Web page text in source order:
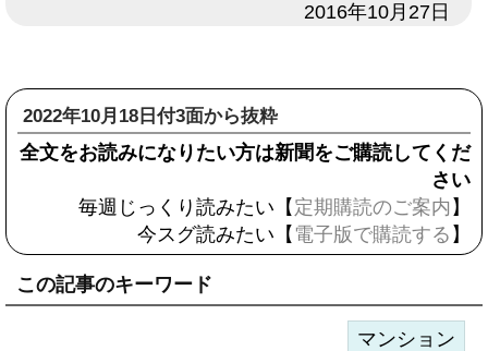
2016年10月27日
2022年10月18日付3面から抜粋
全文をお読みになりたい方は新聞をご購読してくだ
さい
毎週じっくり読みたい【 定期購読のご案内 】
今スグ読みたい【 電子版で購読する 】
この記事のキーワード
マンション